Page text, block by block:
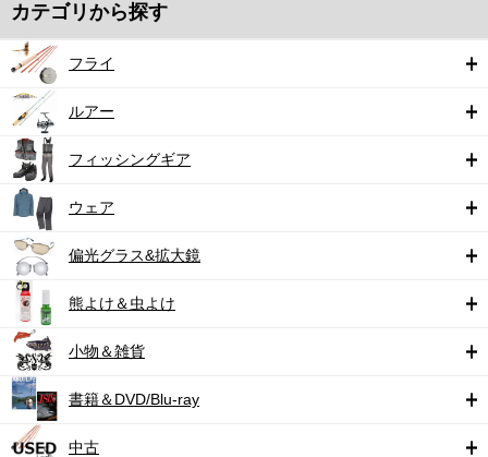
カテゴリから探す
フライ
ルアー
フィッシングギア
ウェア
偏光グラス&拡大鏡
熊よけ＆虫よけ
小物＆雑貨
書籍＆DVD/Blu-ray
中古